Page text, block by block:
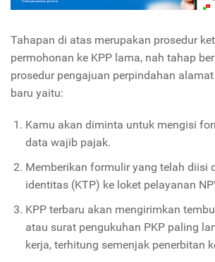
Tahapan di atas merupakan prosedur
permohonan ke KPP lama, nah tahap
prosedur pengajuan perpindahan alamat
baru yaitu:
Kamu akan diminta untuk mengisi
data wajib pajak.
Memberikan formulir yang telah diisi
identitas (KTP) ke loket pelayanan
KPP terbaru akan mengirimkan
atau surat pengukuhan PKP paling
kerja, terhitung semenjak penerbitan